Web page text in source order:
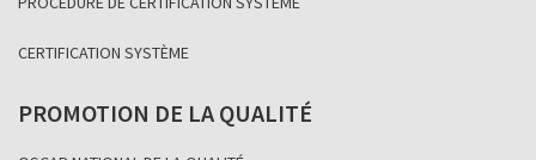
CERTIFICATION SYSTÈME
PROMOTION DE LA QUALITÉ